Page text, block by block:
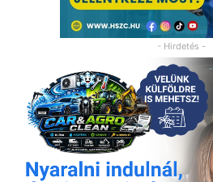
- Hirdetés -